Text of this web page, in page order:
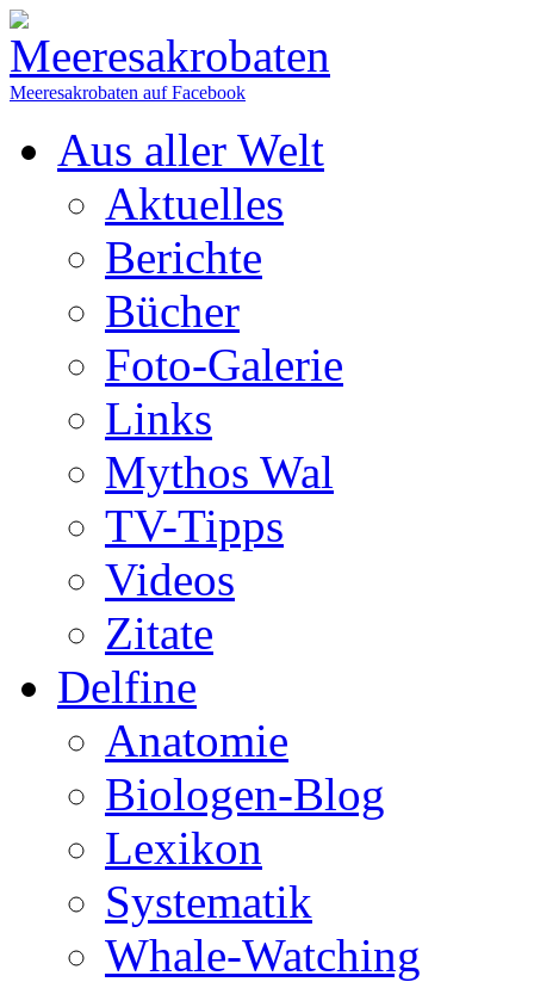
Meeresakrobaten auf Facebook
Aus aller Welt
Aktuelles
Berichte
Bücher
Foto-Galerie
Links
Mythos Wal
TV-Tipps
Videos
Zitate
Delfine
Anatomie
Biologen-Blog
Lexikon
Systematik
Whale-Watching